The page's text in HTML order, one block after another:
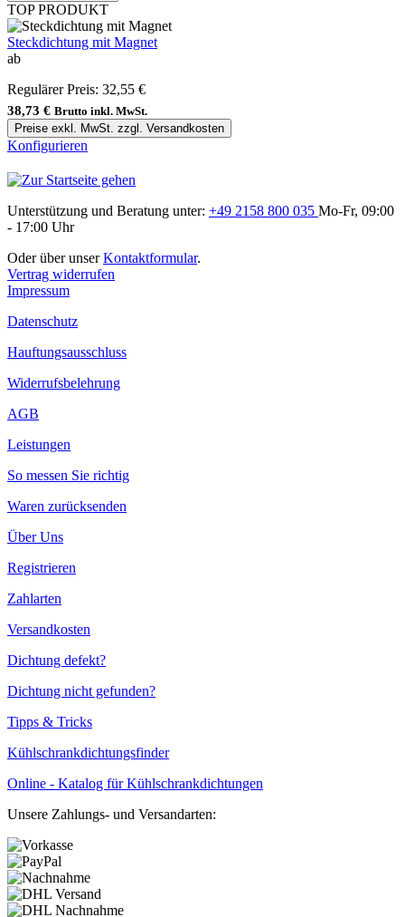
TOP PRODUKT
Steckdichtung mit Magnet
ab
Regulärer Preis: 32,55 €
38,73 € Brutto inkl. MwSt.
Preise exkl. MwSt. zzgl. Versandkosten
Konfigurieren
Unterstützung und Beratung unter: +49 2158 800 035 Mo-Fr, 09:00
- 17:00 Uhr
Oder über unserKontaktformular.
Vertrag widerrufen
Impressum
Datenschutz
Hauftungsausschluss
Widerrufsbelehrung
AGB
Leistungen
So messen Sie richtig
Waren zurücksenden
Über Uns
Registrieren
Zahlarten
Versandkosten
Dichtung defekt?
Dichtung nicht gefunden?
Tipps & Tricks
Kühlschrankdichtungsfinder
Online - Katalog für Kühlschrankdichtungen
Unsere Zahlungs- und Versandarten: